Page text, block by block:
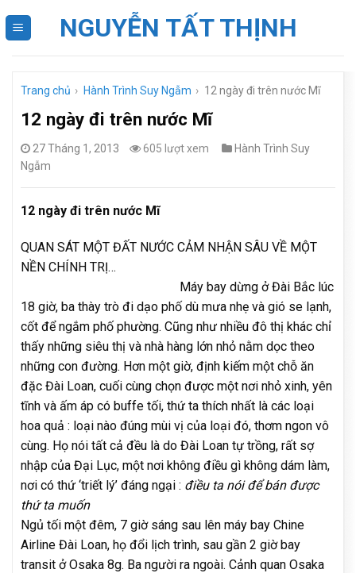
NGUYỄN TẤT THỊNH
Trang chủ › Hành Trình Suy Ngẫm › 12 ngày đi trên nước Mĩ
12 ngày đi trên nước Mĩ
27 Tháng 1, 2013 605 lượt xem
Hành Trình Suy
Ngẫm
12 ngày đi trên nước Mĩ
QUAN SÁT MỘT ĐẤT NƯỚC CẢM NHẬN SÂU VỀ MỘT
NỀN CHÍNH TRỊ…
Máy bay dừng ở Đài Bắc lúc
18 giờ, ba thày trò đi dạo phố dù mưa nhẹ và gió se lạnh,
cốt để ngắm phố phường. Cũng như nhiều đô thị khác chỉ
thấy những siêu thị và nhà hàng lớn nhỏ nằm dọc theo
những con đường. Hơn một giờ, định kiếm một chỗ ăn
đặc Đài Loan, cuối cùng chọn được một nơi nhỏ xinh, yên
tĩnh và ấm áp có buffe tối, thứ ta thích nhất là các loại
hoa quả : loại nào đúng mùi vị của loại đó, thơm ngon vô
cùng. Họ nói tất cả đều là do Đài Loan tự trồng, rất sợ
nhập của Đại Lục, một nơi không điều gì không dám làm,
nơi có thứ ‘triết lý’ đáng ngại : điều ta nói để bán được
thứ ta muốn
Ngủ tối một đêm, 7 giờ sáng sau lên máy bay Chine
Airline Đài Loan, họ đổi lịch trình, sau gần 2 giờ bay
transit ở Osaka 8g. Ba người ra ngoài. Cảnh quan Osaka